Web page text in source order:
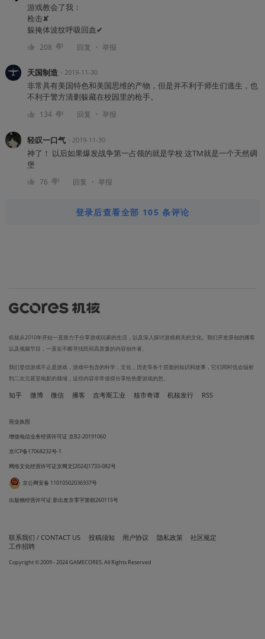
游戏教会了我：
枪击✘
躲掩体波纹呼吸回血✔
208 回复 ・ 举报
天国制造・ 2019-11-30
非常具有美国特色和美国思维的产物，但是并不利于师生们逃生，也
不利于警方清剿躲藏在校园里的枪手。
134 回复 ・ 举报
轻叹一口气・ 2019-11-30
神了！ 以后如果爆发战争第一占领的就是学校 这TM就是一个天然碉
堡
76 回复 ・ 举报
登录后查看全部 105 条评论
机核从2010年开始一直致力于分享游戏玩家的生活，以及深入探讨游戏相关的文化。我们开发原创的播客
以及视频节目，一直在不断寻找民间高质量的内容创作者。
我们坚信游戏不止是游戏，游戏中包含的科学，文化，历史等各个层面的知识和故事，它们同时也会辐射
到二次元甚至电影的领域，这些内容非常值得分享给热爱游戏的您。
知乎 微博 微信 播客 吉考斯工业 核市奇谭 机核发行 RSS
营业执照
增值电信业务经营许可证 京B2-20191060
京ICP备17068232号-1
网络文化经营许可证京网文[2024]1733-082号
京公网安备 11010502036937号
出版物经营许可证 新出发京零字第朝260115号
联系我们 / CONTACT US 投稿须知 用户协议 隐私政策
社区规定
工作招聘
Copyright © 2009 - 2024 GAMECORES. All Rights Reserved